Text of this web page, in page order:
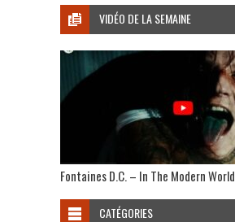
VIDÉO DE LA SEMAINE
Fontaines D.C. – In The Modern World
CATÉGORIES